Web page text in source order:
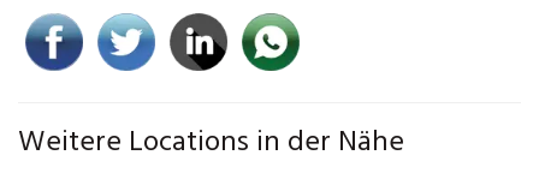
Weitere Locations in der Nähe